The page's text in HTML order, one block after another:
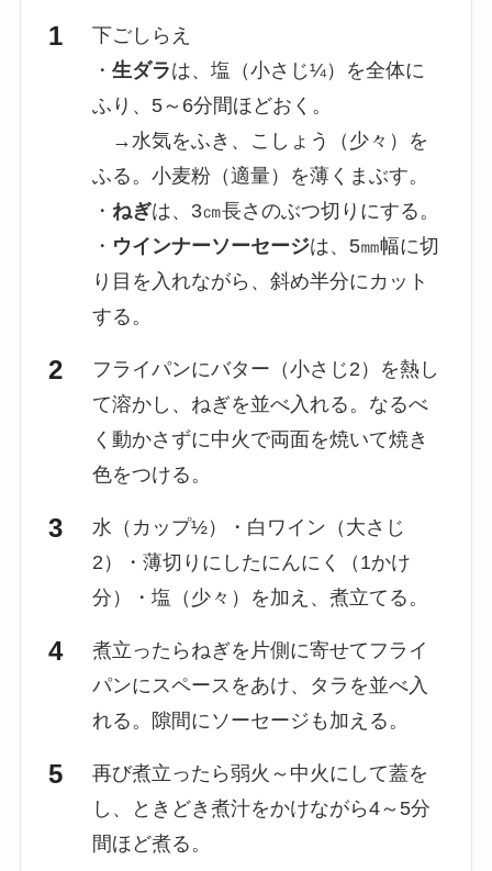
下ごしらえ
・ 生ダラは、塩（小さじ¼）を全体に
ふり、5～6分間ほどおく。
→水気をふき、こしょう（少々）を
ふる。小麦粉（適量）を薄くまぶす。
・ ねぎは、3㎝長さのぶつ切りにする。
・ ウインナーソーセージは、5㎜幅に切
り目を入れながら、斜め半分にカット
する。
フライパンにバター（小さじ2）を熱し
て溶かし、ねぎを並べ入れる。なるべ
く動かさずに中火で両面を焼いて焼き
色をつける。
水（カップ½）・白ワイン（大さじ
2）・薄切りにしたにんにく（1かけ
分）・塩（少々）を加え、煮立てる。
煮立ったらねぎを片側に寄せてフライ
パンにスペースをあけ、タラを並べ入
れる。隙間にソーセージも加える。
再び煮立ったら弱火～中火にして蓋を
し、ときどき煮汁をかけながら4～5分
間ほど煮る。